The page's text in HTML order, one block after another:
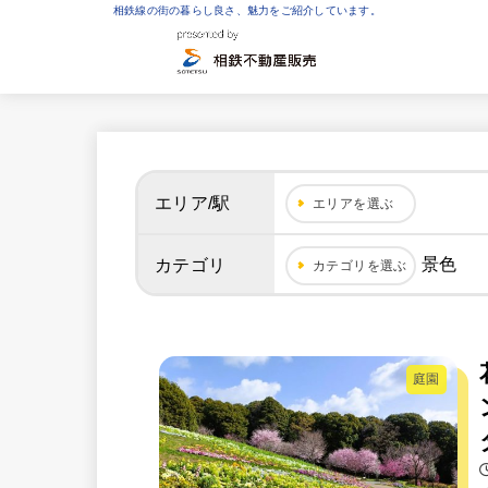
相鉄線の街の暮らし良さ、魅力をご紹介しています。
エリア/駅 エリアを選ぶ
カテゴリ カテゴリを選ぶ 景色
庭園